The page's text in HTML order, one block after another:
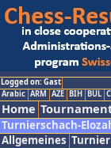
Logged on: Gast
Arabic ARM AZE BIH BUL
Home
Turnierschach-
Allgemeines